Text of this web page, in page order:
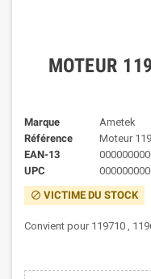
MOTEUR
Marque
Ametek
Référence
Moteur
EAN-13
UPC
block VICTIME DU STOCK
Convient pour 119710 ,